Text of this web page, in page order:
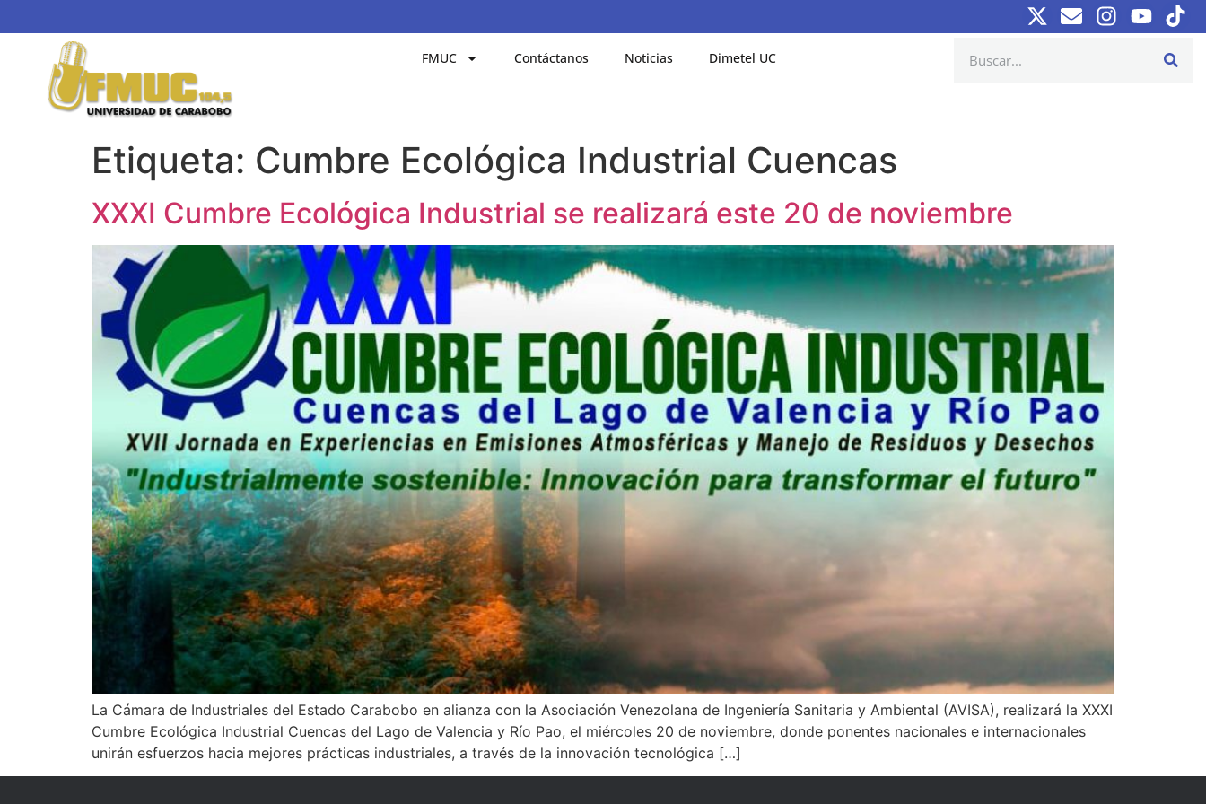
FMUC Contáctanos Noticias Dimetel UC
Etiqueta: Cumbre Ecológica Industrial Cuencas
XXXI Cumbre Ecológica Industrial se realizará este 20 de noviembre
La Cámara de Industriales del Estado Carabobo en alianza con la Asociación Venezolana de Ingeniería Sanitaria y Ambiental (AVISA), realizará la XXXI
Cumbre Ecológica Industrial Cuencas del Lago de Valencia y Río Pao, el miércoles 20 de noviembre, donde ponentes nacionales e internacionales
unirán esfuerzos hacia mejores prácticas industriales, a través de la innovación tecnológica […]